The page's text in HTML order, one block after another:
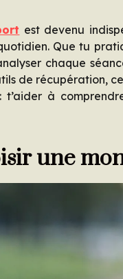
est devenu
Que tu
chaque
de récupération,
à
une